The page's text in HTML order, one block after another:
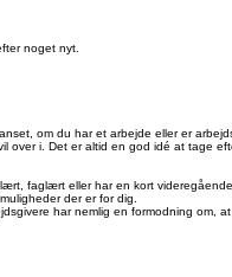
noget nyt.
om du har et arbejde eller er
over i. Det er altid en god idé at tage
faglært eller har en kort
der er for dig.
har nemlig en formodning om,